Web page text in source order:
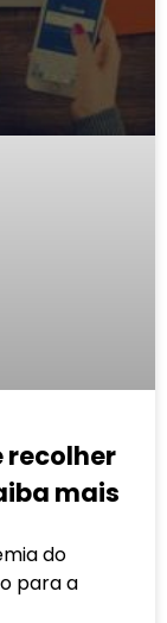
recolher
mais
do
para a